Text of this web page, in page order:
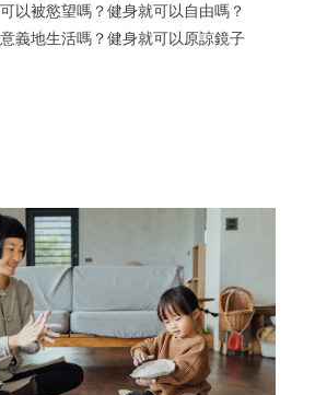
以被慾望嗎？健身就可以自由嗎？
義地生活嗎？健身就可以原諒鏡子